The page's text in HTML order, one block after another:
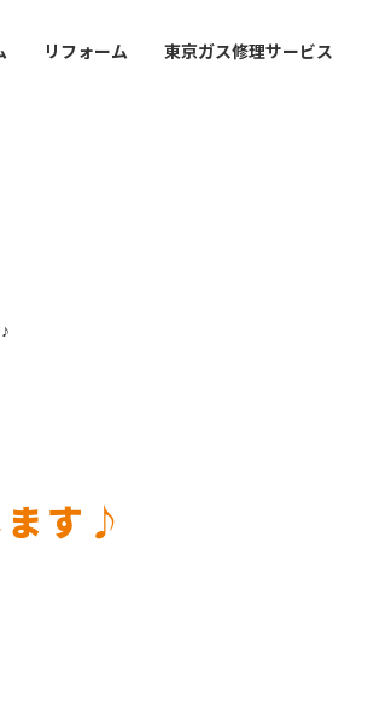
リフォーム 東京ガス修理サービス
ます♪